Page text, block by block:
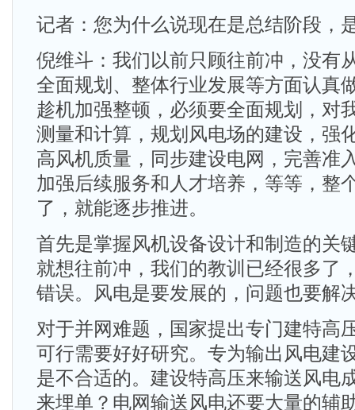
记者：您为什么说现在是总结阶段，
倪维斗：我们以前只顾往前冲，没有
全面规划、整体行业发展等方面认真
趁机加强整顿，必须要全面规划，对
测量和计算，规划风电场的建设，强
高风机质量，同步建设电网，完善准
加强后续服务和人才培养，等等，整
了，就能逐步推进。
首先是掌握风机设备设计和制造的关
就想往前冲，我们的教训已经很多了
错误。风电是要发展的，问题也要解
对于并网难题，国家提出专门建特高
可行需要好好研究。专为输出风电建
是不合适的。建设特高压来输送风电
来埋单？电网输送风电还要大量的辅